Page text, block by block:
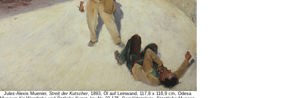
Jules-Alexis Muenier, Streit der Kutscher, 1893, Öl auf Leinwand, 117,8 x 116,9 cm, Odesa